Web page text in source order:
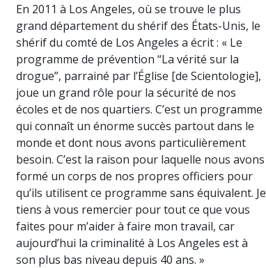
En 2011 à Los Angeles, où se trouve le plus
grand département du shérif des États-Unis, le
shérif du comté de Los Angeles a écrit : « Le
programme de prévention “La vérité sur la
drogue”, parrainé par l’Église [de Scientologie],
joue un grand rôle pour la sécurité de nos
écoles et de nos quartiers. C’est un programme
qui connaît un énorme succès partout dans le
monde et dont nous avons particulièrement
besoin. C’est la raison pour laquelle nous avons
formé un corps de nos propres officiers pour
qu’ils utilisent ce programme sans équivalent. Je
tiens à vous remercier pour tout ce que vous
faites pour m’aider à faire mon travail, car
aujourd’hui la criminalité à Los Angeles est à
son plus bas niveau depuis 40 ans. »